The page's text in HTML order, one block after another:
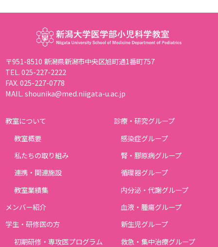
〒951-8510 新潟県新潟市中央区旭町通1番町757
TEL. 025-227-2222
FAX. 025-227-0778
MAIL. shounika@med.niigata-u.ac.jp
教室について
教室概要
私たちの取り組み
連携・関連施設
教室業績集
メンバー紹介
学生・研修医の方
初期研修・専攻医プログラム
診療・研究グループ
感染症グループ
腎・膠原病グループ
循環器グループ
内分泌・代謝グループ
血液・腫瘍グループ
新生児グループ
救急・集中治療グループ